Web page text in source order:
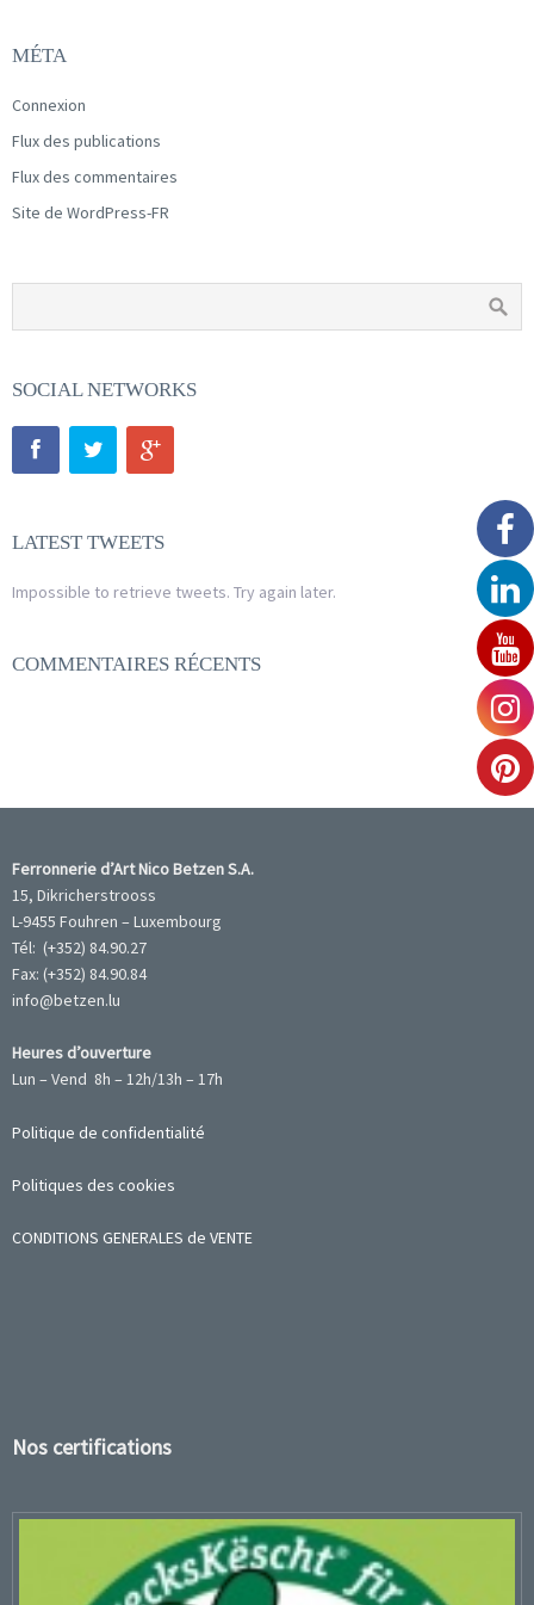
MÉTA
Connexion
Flux des publications
Flux des commentaires
Site de WordPress-FR
SOCIAL NETWORKS
LATEST TWEETS
Impossible to retrieve tweets. Try again later.
COMMENTAIRES RÉCENTS
Ferronnerie d’Art Nico Betzen S.A.
15, Dikricherstrooss
L-9455 Fouhren – Luxembourg
Tél: (+352) 84.90.27
Fax: (+352) 84.90.84
info@betzen.lu
Heures d’ouverture
Lun – Vend 8h – 12h/13h – 17h
Politique de confidentialité
Politiques des cookies
CONDITIONS GENERALES de VENTE
Nos certifications